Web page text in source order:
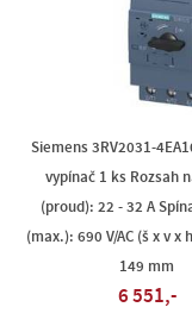
Siemens 3RV2031-
vypínač 1 ks Rozsah
(proud): 22 - 32 A
(max.): 690 V/AC (š x v x
149 mm
6 551,-